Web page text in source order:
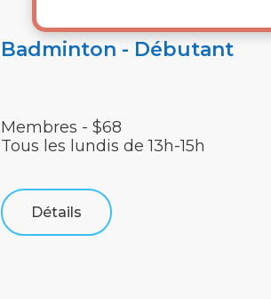
Badminton - Débutant
Tous les lundis de 13h-15h
Membres - $68
Détails